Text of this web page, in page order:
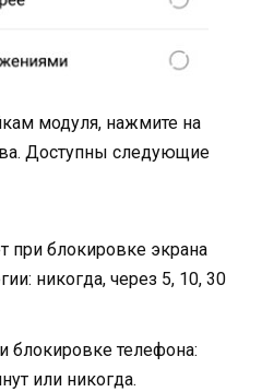
модуля, нажмите на
Доступны следующие
при блокировке экрана
никогда, через 5, 10, 30
блокировке телефона:
или никогда.